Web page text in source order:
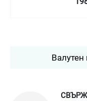
Валутен